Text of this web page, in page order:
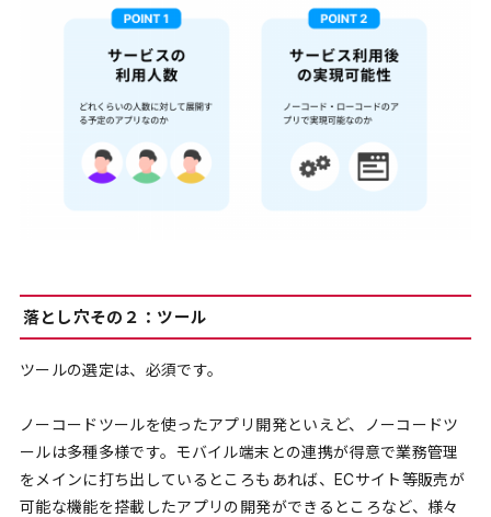
落とし穴その２：ツール
ツールの選定は、必須です。
ノーコードツールを使ったアプリ開発といえど、ノーコードツ
ールは多種多様です。モバイル端末との連携が得意で業務管理
をメインに打ち出しているところも あれば、ECサイト等販売が
可能な機能を搭載したアプリの開発ができるところなど、様々